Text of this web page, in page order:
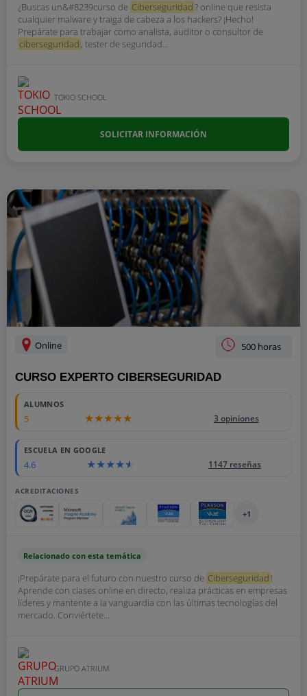
¿Buscas un&#8239curso de Ciberseguridad? online que resista
cualquier malware y traiga de cabeza a los hackers? ¡Hecho!
Prepárate para trabajar como analista, auditor o consultor de
ciberseguridad , tester de seguridad...
TOKIO SCHOOL
SOLICITAR INFORMACIÓN
Online 500 horas
CURSO EXPERTO CIBERSEGURIDAD
ALUMNOS
5 3 opiniones
ESCUELA EN GOOGLE
4.6 1147 reseñas
ACREDITACIONES
+1
Relacionado con esta temática
¡Prepárate para el futuro con nuestro curso de Ciberseguridad !
Aprende con clases online en directo, realiza prácticas en empresas
líderes y mantente a la vanguardia con las últimas tecnologías del
mercado. Conviértete...
GRUPO ATRIUM